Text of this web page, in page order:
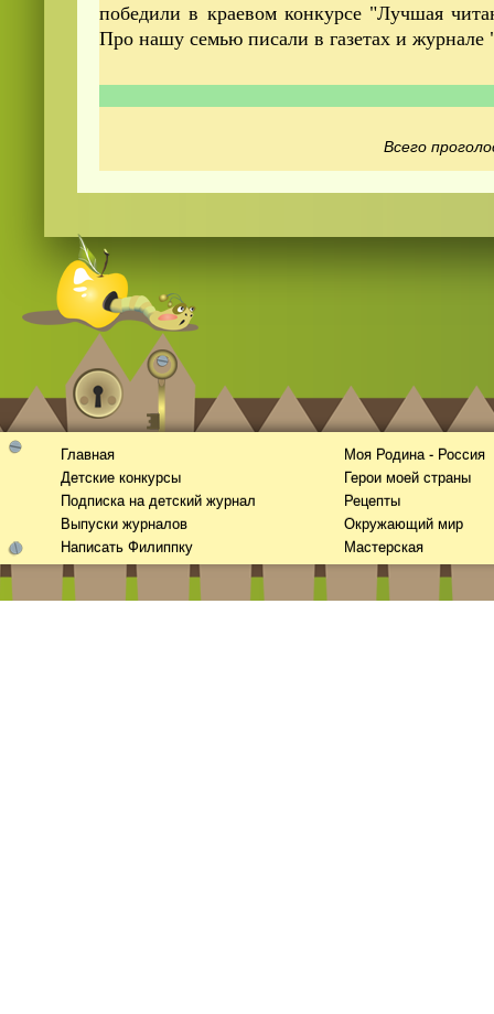
победили в краевом конкурсе "Лучшая
Про нашу семью писали в газетах и журнале
Всего
Главная
Детские конкурсы
Подписка на детский журнал
Выпуски журналов
Написать Филиппку
Моя Родина - Россия
Герои моей страны
Рецепты
Окружающий мир
Мастерская